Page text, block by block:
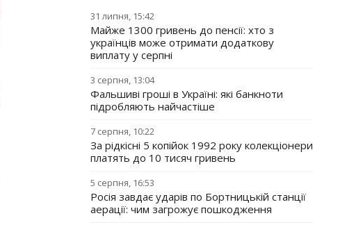
31 липня, 15:42
Майже 1300 гривень до пенсії: хто з
українців може отримати додаткову
виплату у серпні
3 серпня, 13:04
Фальшиві гроші в Україні: які банкноти
підробляють найчастіше
7 серпня, 10:22
За рідкісні 5 копійок 1992 року колекціонери
платять до 10 тисяч гривень
5 серпня, 16:53
Росія завдає ударів по Бортницькій станції
аерації: чим загрожує пошкодження